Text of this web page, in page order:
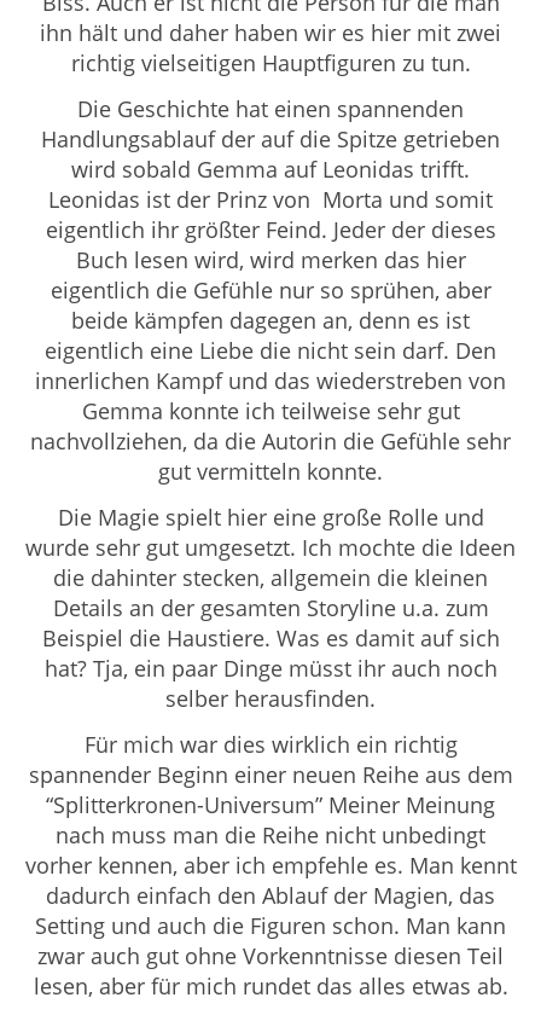
ihn hält und daher haben wir es hier mit zwei
richtig vielseitigen Hauptfiguren zu tun.
Die Geschichte hat einen spannenden
Handlungsablauf der auf die Spitze getrieben
wird sobald Gemma auf Leonidas trifft.
Leonidas ist der Prinz von Morta und somit
eigentlich ihr größter Feind. Jeder der dieses
Buch lesen wird, wird merken das hier
eigentlich die Gefühle nur so sprühen, aber
beide kämpfen dagegen an, denn es ist
eigentlich eine Liebe die nicht sein darf. Den
innerlichen Kampf und das wiederstreben von
Gemma konnte ich teilweise sehr gut
nachvollziehen, da die Autorin die Gefühle sehr
gut vermitteln konnte.
Die Magie spielt hier eine große Rolle und
wurde sehr gut umgesetzt. Ich mochte die Ideen
die dahinter stecken, allgemein die kleinen
Details an der gesamten Storyline u.a. zum
Beispiel die Haustiere. Was es damit auf sich
hat? Tja, ein paar Dinge müsst ihr auch noch
selber herausfinden.
Für mich war dies wirklich ein richtig
spannender Beginn einer neuen Reihe aus dem
“Splitterkronen-Universum” Meiner Meinung
nach muss man die Reihe nicht unbedingt
vorher kennen, aber ich empfehle es. Man kennt
dadurch einfach den Ablauf der Magien, das
Setting und auch die Figuren schon. Man kann
zwar auch gut ohne Vorkenntnisse diesen Teil
lesen, aber für mich rundet das alles etwas ab.